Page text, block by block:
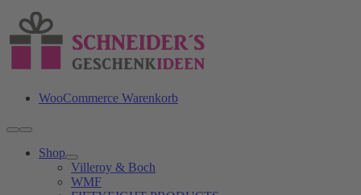
Inhalt
springen
WooCommerce Warenkorb
Toggle
Navigation
Shop
Villeroy & Boch
WMF